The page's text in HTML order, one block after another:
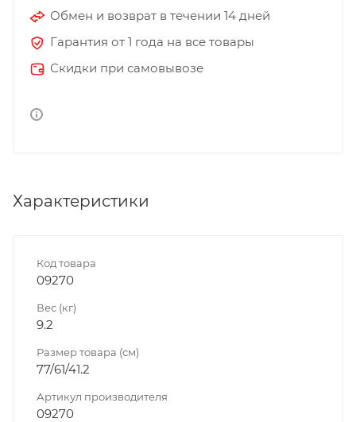
Обмен и возврат в течении 14 дней
Гарантия от 1 года на все товары
Скидки при самовывозе
Характеристики
Код товара
09270
Вес (кг)
9.2
Размер товара (см)
77/61/41.2
Артикул производителя
09270